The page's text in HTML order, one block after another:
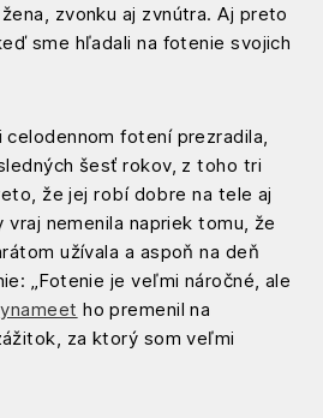
zvonku aj zvnútra. Aj preto
sme hľadali na fotenie svojich
celodennom fotení prezradila,
šesť rokov, z toho tri
že jej robí dobre na tele aj
nemenila napriek tomu, že
užívala a aspoň na deň
„Fotenie je veľmi náročné, ale
ho premenil na
za ktorý som veľmi